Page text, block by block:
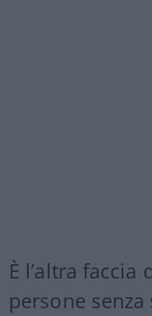
È l’altra faccia
persone